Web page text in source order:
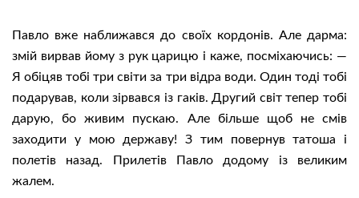
Павло вже наближався до своїх кордонів. Але дарма:
змій вирвав йому з рук царицю і каже, посміхаючись: —
Я обіцяв тобі три світи за три відра води. Один тоді тобі
подарував, коли зірвався із гаків. Другий світ тепер тобі
дарую, бо живим пускаю. Але більше щоб не смів
заходити у мою державу! З тим повернув татоша і
полетів назад. Прилетів Павло додому із великим
жалем.